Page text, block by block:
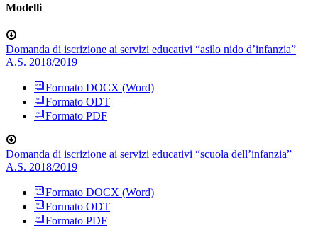
Modelli
Domanda di iscrizione ai servizi educativi “asilo nido d’infanzia”
A.S. 2018/2019
Formato DOCX (Word)
Formato ODT
Formato PDF
Domanda di iscrizione ai servizi educativi “scuola dell’infanzia”
A.S. 2018/2019
Formato DOCX (Word)
Formato ODT
Formato PDF